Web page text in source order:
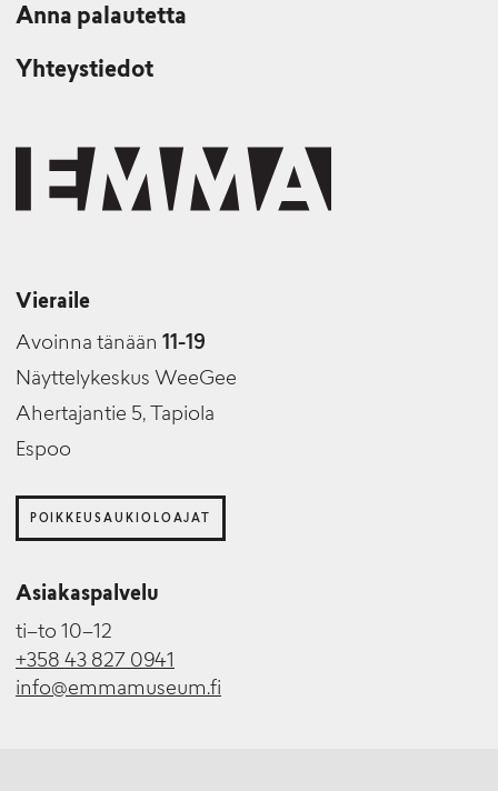
Anna palautetta
Yhteystiedot
Vieraile
Avoinna tänään 11-19
Näyttelykeskus WeeGee
Ahertajantie 5, Tapiola
Espoo
POIKKEUSAUKIOLOAJAT
Asiakaspalvelu
ti–to 10–12
+358 43 827 0941
info@emmamuseum.fi